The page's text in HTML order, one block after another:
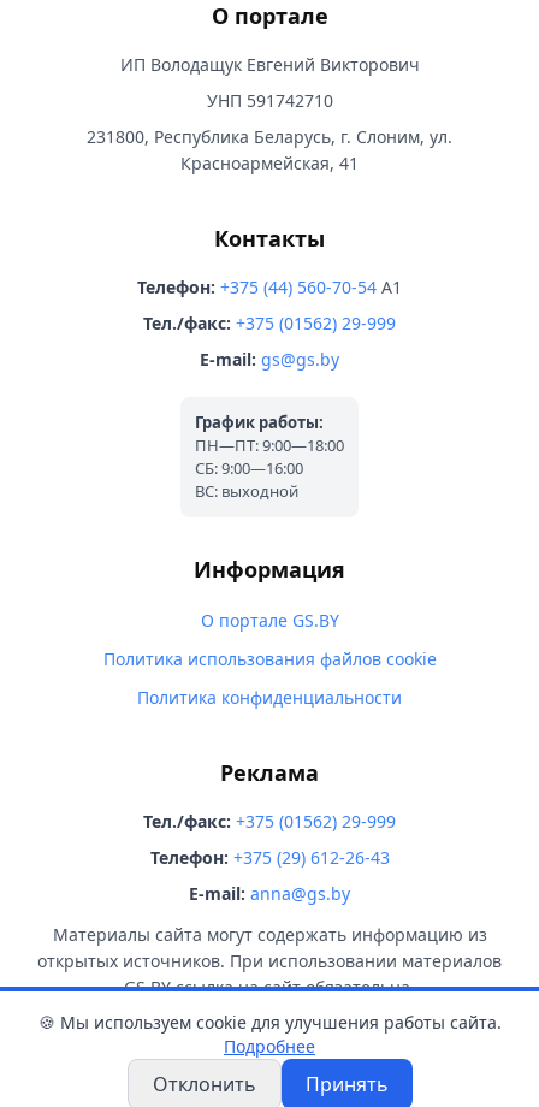
О портале
ИП Володащук Евгений Викторович
УНП 591742710
231800, Республика Беларусь, г. Слоним, ул.
Красноармейская, 41
Контакты
Телефон: +375 (44) 560-70-54 A1
Тел./факс: +375 (01562) 29-999
E-mail: gs@gs.by
График работы:
ПН—ПТ: 9:00—18:00
СБ: 9:00—16:00
ВС: выходной
Информация
О портале GS.BY
Политика использования файлов cookie
Политика конфиденциальности
Реклама
Тел./факс: +375 (01562) 29-999
Телефон: +375 (29) 612-26-43
E-mail: anna@gs.by
Материалы сайта могут содержать информацию из
открытых источников. При использовании материалов
GS.BY ссылка на сайт обязательна.
© 2026 GS.BY. Все права защищены.
🍪 Мы используем cookie для улучшения работы сайта.
Подробнее
Отклонить Принять